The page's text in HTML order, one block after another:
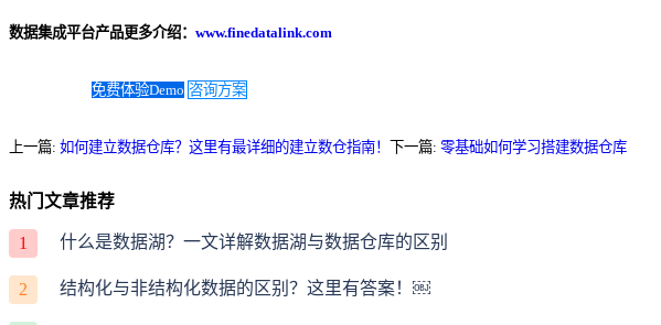
数据集成平台产品更多介绍： www.finedatalink.com
免费体验Demo 咨询方案
上一篇: 如何建立数据仓库？这里有最详细的建立数仓指南！ 下一篇: 零基础如何学习搭建数据仓库
热门文章推荐
1 什么是数据湖？一文详解数据湖与数据仓库的区别
2 结构化与非结构化数据的区别？这里有答案！￼